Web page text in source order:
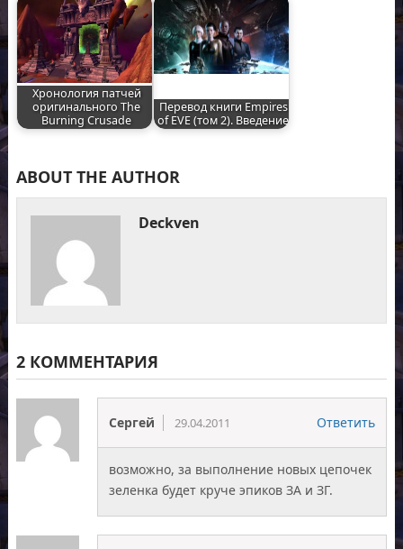
Хронология патчей
оригинального The
Burning Crusade
Перевод книги Empires
of EVE (том 2). Введение
ABOUT THE AUTHOR
Deckven
2 КОММЕНТАРИЯ
Сергей 29.04.2011 Ответить
возможно, за выполнение новых цепочек
зеленка будет круче эпиков ЗА и ЗГ.